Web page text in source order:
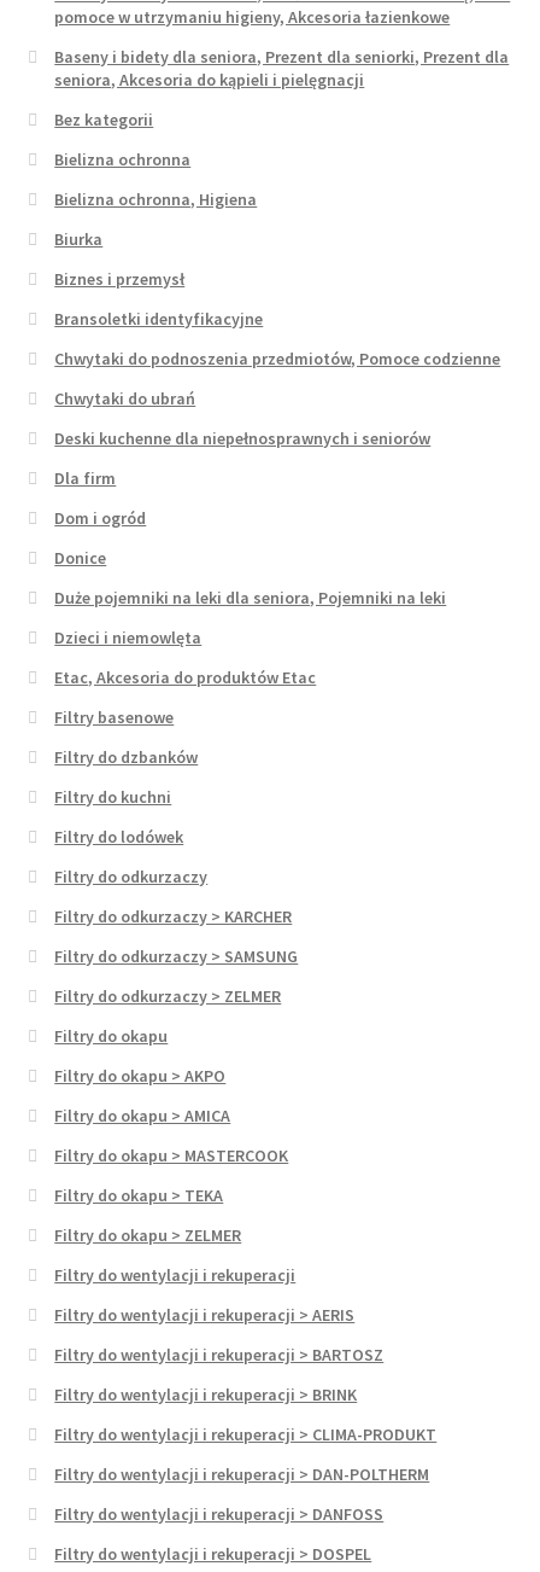
pomoce w utrzymaniu higieny, Akcesoria łazienkowe
Baseny i bidety dla seniora, Prezent dla seniorki, Prezent dla
seniora, Akcesoria do kąpieli i pielęgnacji
Bez kategorii
Bielizna ochronna
Bielizna ochronna, Higiena
Biurka
Biznes i przemysł
Bransoletki identyfikacyjne
Chwytaki do podnoszenia przedmiotów, Pomoce codzienne
Chwytaki do ubrań
Deski kuchenne dla niepełnosprawnych i seniorów
Dla firm
Dom i ogród
Donice
Duże pojemniki na leki dla seniora, Pojemniki na leki
Dzieci i niemowlęta
Etac, Akcesoria do produktów Etac
Filtry basenowe
Filtry do dzbanków
Filtry do kuchni
Filtry do lodówek
Filtry do odkurzaczy
Filtry do odkurzaczy > KARCHER
Filtry do odkurzaczy > SAMSUNG
Filtry do odkurzaczy > ZELMER
Filtry do okapu
Filtry do okapu > AKPO
Filtry do okapu > AMICA
Filtry do okapu > MASTERCOOK
Filtry do okapu > TEKA
Filtry do okapu > ZELMER
Filtry do wentylacji i rekuperacji
Filtry do wentylacji i rekuperacji > AERIS
Filtry do wentylacji i rekuperacji > BARTOSZ
Filtry do wentylacji i rekuperacji > BRINK
Filtry do wentylacji i rekuperacji > CLIMA-PRODUKT
Filtry do wentylacji i rekuperacji > DAN-POLTHERM
Filtry do wentylacji i rekuperacji > DANFOSS
Filtry do wentylacji i rekuperacji > DOSPEL